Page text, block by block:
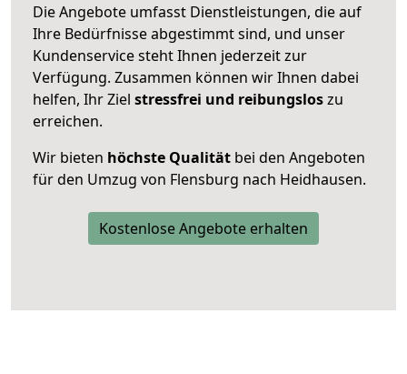
Die Angebote umfasst Dienstleistungen, die auf
Ihre Bedürfnisse abgestimmt sind, und unser
Kundenservice steht Ihnen jederzeit zur
Verfügung. Zusammen können wir Ihnen dabei
helfen, Ihr Ziel stressfrei und reibungsloszu
erreichen.
Wir bieten höchste Qualität bei den Angeboten
für den Umzug von Flensburg nach Heidhausen.
Kostenlose Angebote erhalten